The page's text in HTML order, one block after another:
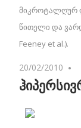
მიკროტალღურ
წითელი და
Feeney et al.).
20/02/2010